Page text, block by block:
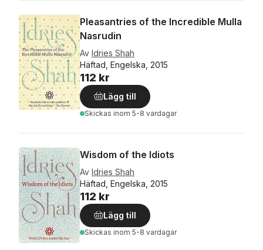
Pleasantries of the Incredible Mulla
Nasrudin
Av Idries Shah
Häftad, Engelska, 2015
112 kr
Lägg till
Skickas inom 5-8 vardagar
Wisdom of the Idiots
Av Idries Shah
Häftad, Engelska, 2015
112 kr
Lägg till
Skickas inom 5-8 vardagar